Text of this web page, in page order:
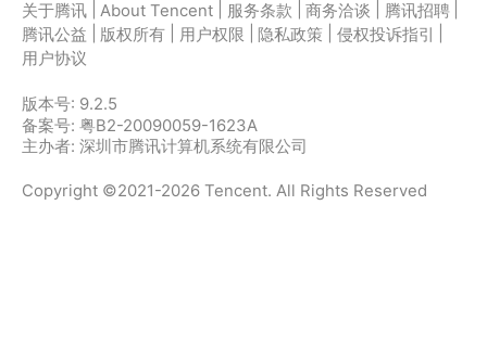
关于腾讯 About Tencent 服务条款 商务洽谈 腾讯招聘
腾讯公益
版权所有 用户权限 隐私政策 侵权投诉指引
用户协议
版本号: 9.2.5
备案号: 粤B2-20090059-1623A
主办者: 深圳市腾讯计算机系统有限公司
Copyright ©2021-2026 Tencent. All Rights Reserved